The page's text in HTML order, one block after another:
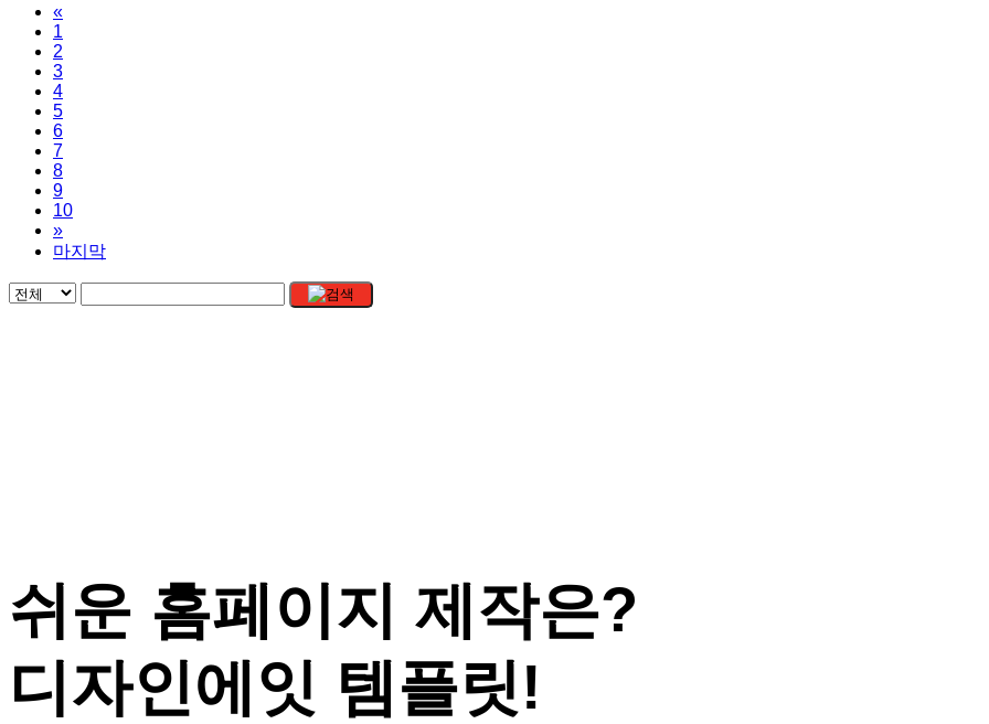
«
1
2
3
4
5
6
7
8
9
10
»
마지막
쉬운 홈페이지 제작은?
디자인에잇 템플릿!